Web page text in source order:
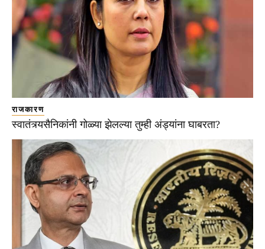
राजकारण
स्वातंत्र्यसैनिकांनी गोळ्या झेलल्या तुम्ही अंड्यांना घाबरता?